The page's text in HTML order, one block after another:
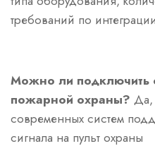
требований по
Можно ли подключить
пожарной охраны? Да,
современных систем
сигнала на пульт охраны